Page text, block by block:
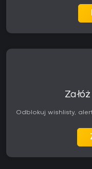
Odblokuj wishlisty,